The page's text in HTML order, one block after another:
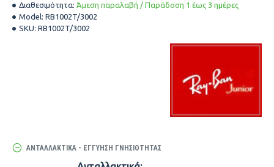
Διαθεσιμότητα: Άμεση παραλαβή / Παράδοση 1 έως 3 ημέρες
Model: RB1002T/3002
SKU: RB1002T/3002
ΑΝΤΑΛΛΑΚΤΙΚΆ - ΕΓΓΎΗΣΗ ΓΝΗΣΙΌΤΗΤΑΣ